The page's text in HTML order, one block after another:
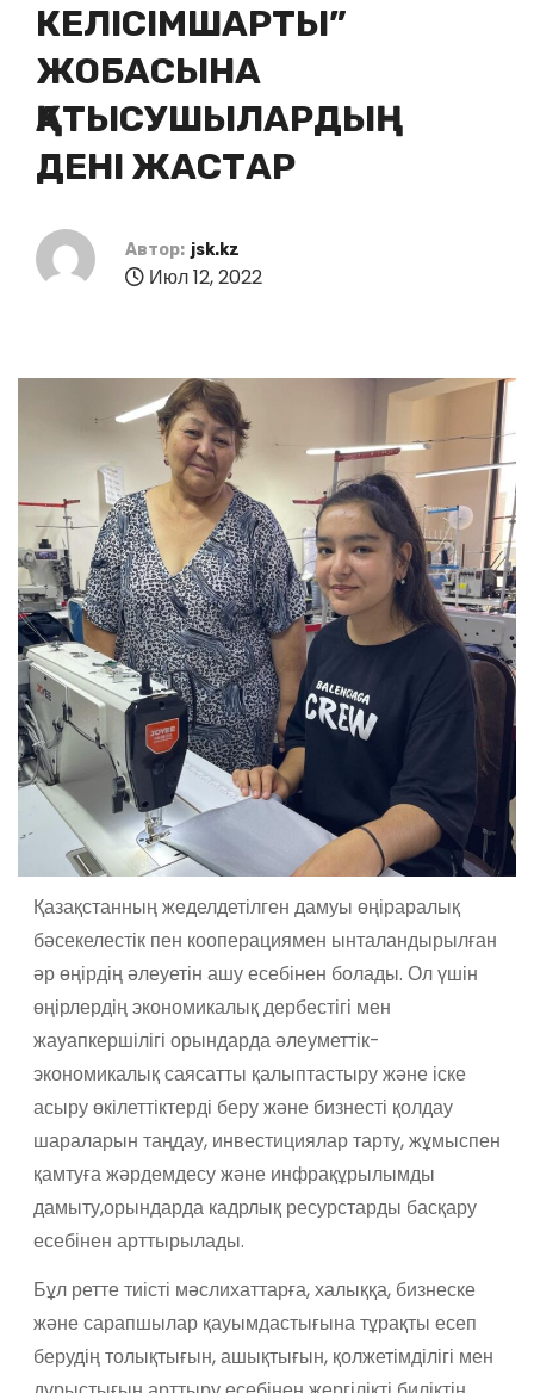
КЕЛІСІМШАРТЫ”
ЖОБАСЫНА
ҚАТЫСУШЫЛАРДЫҢ
ДЕНІ ЖАСТАР
Автор: jsk.kz
Июл 12, 2022
Қазақстанның жеделдетілген дамуы өңіраралық
бәсекелестік пен кооперациямен ынталандырылған
әр өңірдің әлеуетін ашу есебінен болады. Ол үшін
өңірлердің экономикалық дербестігі мен
жауапкершілігі орындарда әлеуметтік-
экономикалық саясатты қалыптастыру және іске
асыру өкілеттіктерді беру және бизнесті қолдау
шараларын таңдау, инвестициялар тарту, жұмыспен
қамтуға жәрдемдесу және инфрақұрылымды
дамыту,орындарда кадрлық ресурстарды басқару
есебінен арттырылады.
Бұл ретте тиісті мәслихаттарға, халыққа, бизнеске
және сарапшылар қауымдастығына тұрақты есеп
берудің толықтығын, ашықтығын, қолжетімділігі мен